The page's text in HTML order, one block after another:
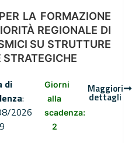
LA FORMAZIONE
REGIONALE DI
SU STRUTTURE
di
:
2026
Giorni
alla
scadenza:
2
Maggiori
dettagli